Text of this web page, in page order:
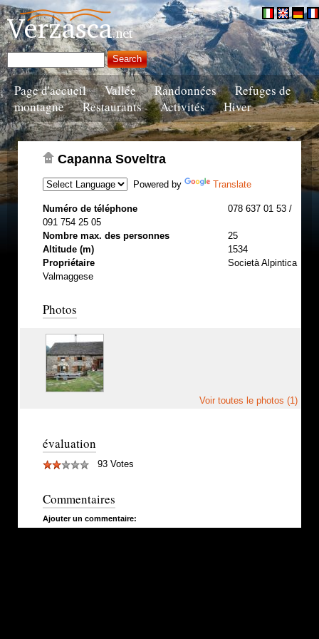
Page d'accueil Vallée Randonnées
Refuges de
montagne
Restaurants Activités Hiver
Capanna Soveltra
Powered by Translate
Numéro de téléphone
078 637 01 53 /
091 754 25 05
Nombre max. des personnes
25
Altitude (m)
1534
Propriétaire
Società Alpintica
Valmaggese
Photos
Voir toutes le photos (1)
évaluation
93 Votes
Commentaires
Ajouter un commentaire: